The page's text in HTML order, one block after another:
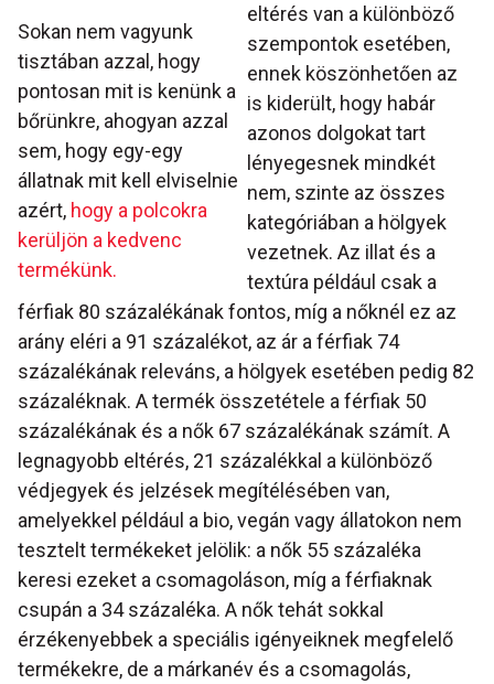
Sokan nem vagyunk
tisztában azzal, hogy
pontosan mit is kenünk a
bőrünkre, ahogyan azzal
sem, hogy egy-egy
állatnak mit kell elviselnie
azért, hogy a polcokra
kerüljön a kedvenc
termékünk.
eltérés van a különböző
szempontok esetében,
ennek köszönhetően az
is kiderült, hogy habár
azonos dolgokat tart
lényegesnek mindkét
nem, szinte az összes
kategóriában a hölgyek
vezetnek. Az illat és a
textúra például csak a
férfiak 80 százalékának fontos, míg a nőknél ez az
arány eléri a 91 százalékot, az ár a férfiak 74
százalékának releváns, a hölgyek esetében pedig 82
százaléknak. A termék összetétele a férfiak 50
százalékának és a nők 67 százalékának számít. A
legnagyobb eltérés, 21 százalékkal a különböző
védjegyek és jelzések megítélésében van,
amelyekkel például a bio, vegán vagy állatokon nem
tesztelt termékeket jelölik: a nők 55 százaléka
keresi ezeket a csomagoláson, míg a férfiaknak
csupán a 34 százaléka. A nők tehát sokkal
érzékenyebbek a speciális igényeiknek megfelelő
termékekre, de a márkanév és a csomagolás,